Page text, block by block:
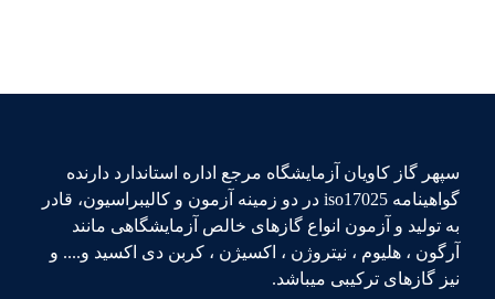
سپهر گاز کاویان آزمایشگاه مرجع اداره استاندارد دارنده
گواهینامه iso17025 در دو زمینه آزمون و کالیبراسیون، قادر
به تولید و آزمون انواع گازهای خالص آزمایشگاهی مانند
آرگون ، هلیوم ، نیتروژن ، اکسیژن ، کربن دی اکسید و.... و
نیز گازهای ترکیبی میباشد.